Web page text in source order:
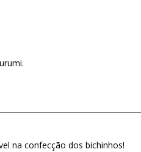
na confecção dos bichinhos!